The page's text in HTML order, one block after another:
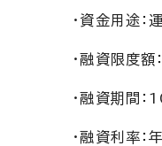
・資金用途：
・融資限度額
・融資期間：
・融資利率：